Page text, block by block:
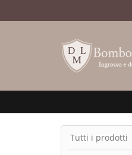
Tutti i prodotti